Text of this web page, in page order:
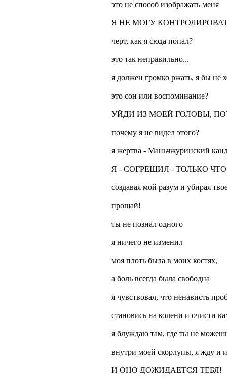
это не способ изображать меня
Я НЕ МОГУ
черт, как я сюда попал?
это так неправильно...
я должен громко ржать, я бы не
это сон или воспоминание?
УЙДИ ИЗ МОЕЙ ГОЛОВЫ,
почему я не видел этого?
я жертва - Маньчжуринский
Я - СОГРЕШИЛ - ТОЛЬКО ЧТО
создавая мой разум и убирая
прощай!
ты не познал одного
я ничего не изменил
моя плоть была в моих костях,
а боль всегда была свободна
я чувствовал, что ненависть
становись на колени и очисти
я блуждаю там, где ты не
внутри моей скорлупы, я жду и
И ОНО ДОЖИДАЕТСЯ ТЕБЯ!